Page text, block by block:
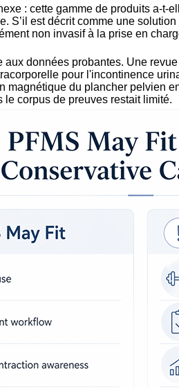
: cette gamme de produits a-
S’il est décrit comme une
non invasif à la prise en
données probantes. Une
pour l'incontinence
magnétique du plancher pelvien
corpus de preuves restait limité.